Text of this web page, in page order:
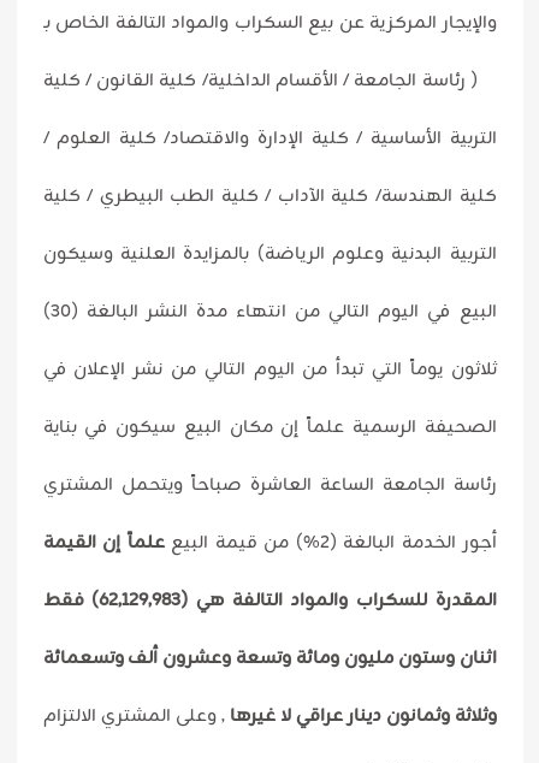
والإيجار المركزية عن بيع السكراب والمواد التالفة الخاص بـ
( رئاسة الجامعة / الأقسام الداخلية/ كلية القانون / كلية
التربية الأساسية / كلية الإدارة والاقتصاد/ كلية العلوم /
كلية الهندسة/ كلية الآداب / كلية الطب البيطري / كلية
التربية البدنية وعلوم الرياضة) بالمزايدة العلنية وسيكون
البيع في اليوم التالي من انتهاء مدة النشر البالغة (30)
ثلاثون يوماً التي تبدأ من اليوم التالي من نشر الإعلان في
الصحيفة الرسمية علماً إن مكان البيع سيكون في بناية
رئاسة الجامعة الساعة العاشرة صباحاً ويتحمل المشتري
أجور الخدمة البالغة (2%) من قيمة البيع
علماً إن القيمة
المقدرة للسكراب والمواد التالفة هي (62,129,983) فقط
اثنان وستون مليون ومائة وتسعة وعشرون ألف وتسعمائة
وثلاثة وثمانون دينار عراقي لا غيرها , وعلى المشتري الالتزام